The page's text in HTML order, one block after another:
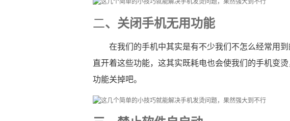
二、关闭手机无用功能
在我们的手机中其实是有不少我们不怎么经常用
直开着这些功能，这其实既耗电也会使我们的手机变
功能关掉吧。